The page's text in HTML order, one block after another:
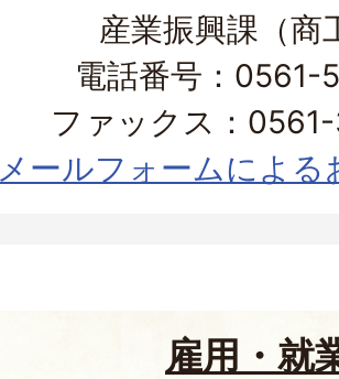
産業振興課（商
電話番号：0561-
ファックス：
メールフォームによる
雇用・就